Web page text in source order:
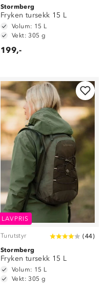
Stormberg
Fryken tursekk 15 L
Volum: 15 L
Vekt: 305 g
199,-
LAVPRIS
Turutstyr (44)
Stormberg
Fryken tursekk 15 L
Volum: 15 L
Vekt: 305 g